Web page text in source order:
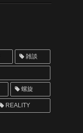
雑談
螺旋
REALITY